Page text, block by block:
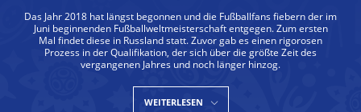
Das Jahr 2018 hat längst begonnen und die Fußballfans fiebern der im
Juni beginnenden Fußballweltmeisterschaft entgegen. Zum ersten
Mal findet diese in Russland statt. Zuvor gab es einen rigorosen
Prozess in der Qualifikation, der sich über die größte Zeit des
vergangenen Jahres und noch länger hinzog.
WEITERLESEN